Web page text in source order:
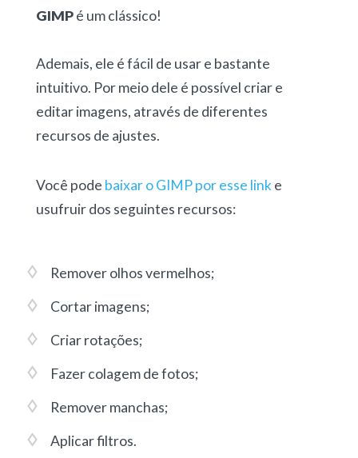
GIMPé um clássico!
Ademais, ele é fácil de usar e bastante
intuitivo. Por meio dele é possível criar e
editar imagens, através de diferentes
recursos de ajustes.
Você pode baixar o GIMP por esse link e
usufruir dos seguintes recursos:
Remover olhos vermelhos;
Cortar imagens;
Criar rotações;
Fazer colagem de fotos;
Remover manchas;
Aplicar filtros.